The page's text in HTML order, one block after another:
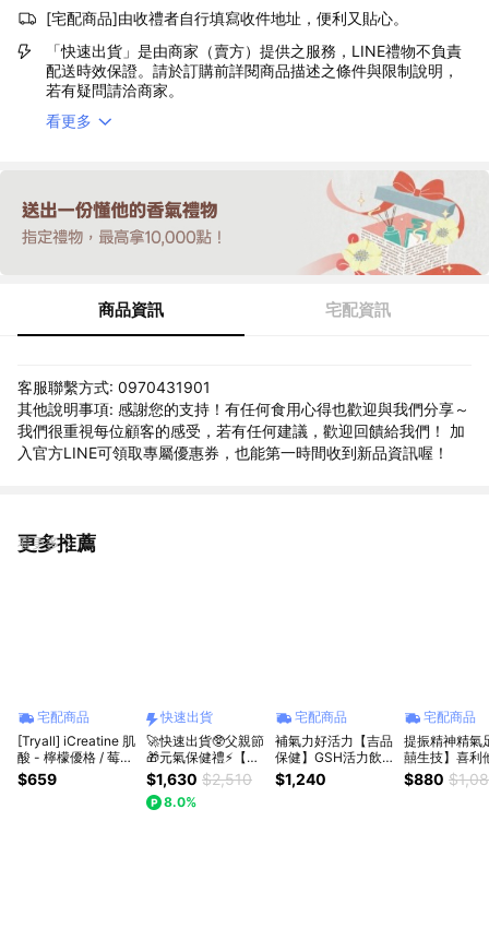
[宅配商品]由收禮者自行填寫收件地址，便利又貼心。
「快速出貨」是由商家（賣方）提供之服務，LINE禮物不負責
配送時效保證。請於訂購前詳閱商品描述之條件與限制說明，
若有疑問請洽商家。
看更多
商品資訊 宅配資訊
客服聯繫方式: 0970431901
其他說明事項: 感謝您的支持！有任何食用心得也歡迎與我們分享～
我們很重視每位顧客的感受，若有任何建議，歡迎回饋給我們！ 加
入官方LINE可領取專屬優惠券，也能第一時間收到新品資訊喔！
更多推薦
看更多
宅配商品
[Tryall] iCreatine 肌
酸 - 檸檬優格 / 莓果
旋風口味任選
（420g/袋）
$659
快速出貨
🚀快速出貨🥸父親節
🎁元氣保健禮⚡【悠
活原力】葉黃素蝦紅
素複方軟膠囊(30顆/
盒)+原力B群長效緩
$1,630 $2,510
8.0%
宅配商品
補氣力好活力【吉品
保健】GSH活力飲
Plus+ 單盒 (14入/
盒) 上班族 熬夜族 加
$1,240
宅配商品
提振精神精氣
囍生技】喜利
EX糖衣錠 (36
60錠) 營養保
$880